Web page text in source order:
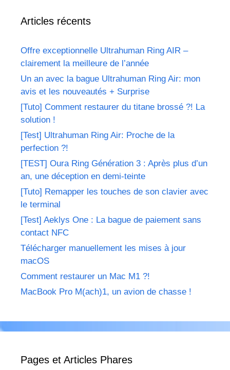
Articles récents
Offre exceptionnelle Ultrahuman Ring AIR –
clairement la meilleure de l’année
Un an avec la bague Ultrahuman Ring Air: mon
avis et les nouveautés + Surprise
[Tuto] Comment restaurer du titane brossé ?! La
solution !
[Test] Ultrahuman Ring Air: Proche de la
perfection ?!
[TEST] Oura Ring Génération 3 : Après plus d’un
an, une déception en demi-teinte
[Tuto] Remapper les touches de son clavier avec
le terminal
[Test] Aeklys One : La bague de paiement sans
contact NFC
Télécharger manuellement les mises à jour
macOS
Comment restaurer un Mac M1 ?!
MacBook Pro M(ach)1, un avion de chasse !
Pages et Articles Phares